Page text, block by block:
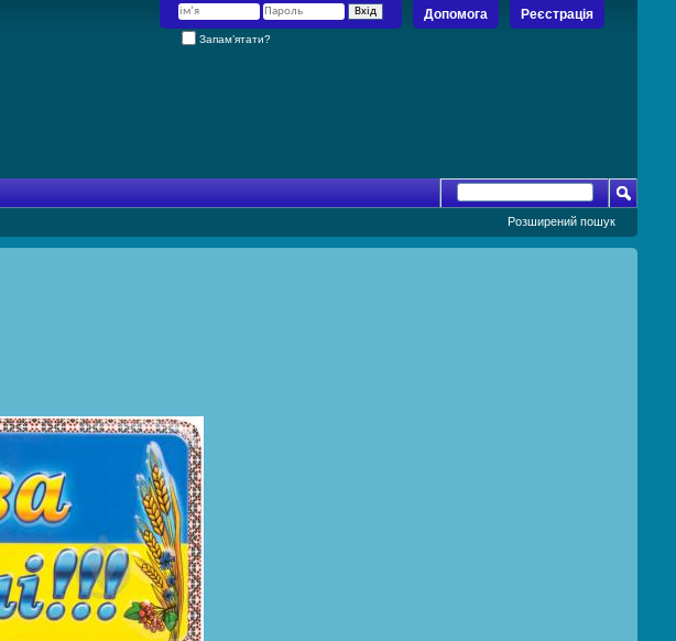
Реєстрація
Допомога
Запам’ятати?
Розширений пошук